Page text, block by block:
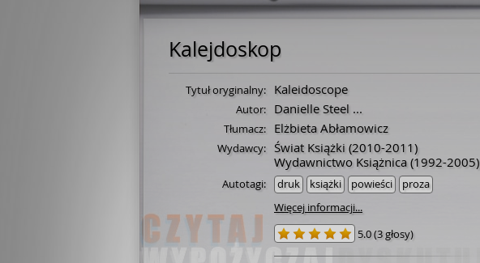
Kalejdoskop
Tytuł oryginalny: Kaleidoscope
Autor: Danielle Steel ...
Tłumacz: Elżbieta Abłamowicz
Wydawcy: Świat Książki (2010-2011)
Wydawnictwo Książnica (1992-2005)
Autotagi: druk książki powieści
proza
Więcej informacji...
5.0(3 głosy)